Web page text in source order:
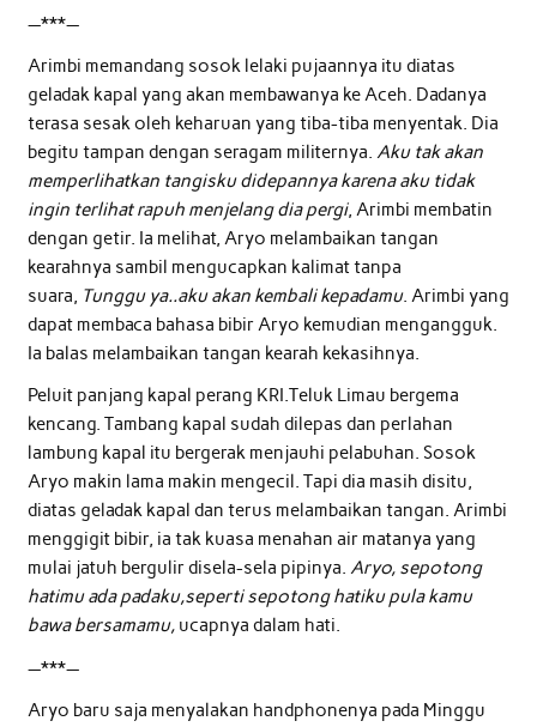
—***—
Arimbi memandang sosok lelaki pujaannya itu diatas
geladak kapal yang akan membawanya ke Aceh. Dadanya
terasa sesak oleh keharuan yang tiba-tiba menyentak. Dia
begitu tampan dengan seragam militernya. Aku tak akan
memperlihatkan tangisku didepannya karena aku tidak
ingin terlihat rapuh menjelang dia pergi, Arimbi membatin
dengan getir. Ia melihat, Aryo melambaikan tangan
kearahnya sambil mengucapkan kalimat tanpa
suara, Tunggu ya..aku akan kembali kepadamu. Arimbi yang
dapat membaca bahasa bibir Aryo kemudian mengangguk.
Ia balas melambaikan tangan kearah kekasihnya.
Peluit panjang kapal perang KRI.Teluk Limau bergema
kencang. Tambang kapal sudah dilepas dan perlahan
lambung kapal itu bergerak menjauhi pelabuhan. Sosok
Aryo makin lama makin mengecil. Tapi dia masih disitu,
diatas geladak kapal dan terus melambaikan tangan. Arimbi
menggigit bibir, ia tak kuasa menahan air matanya yang
mulai jatuh bergulir disela-sela pipinya. Aryo, sepotong
hatimu ada padaku,seperti sepotong hatiku pula kamu
bawa bersamamu, ucapnya dalam hati.
—***—
Aryo baru saja menyalakan handphonenya pada Minggu